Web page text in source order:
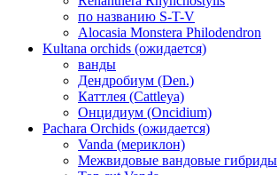
по названию S-T-V
Alocasia Monstera Philodendron
Kultana orchids (ожидается)
ванды
Дендробиум (Den.)
Каттлея (Cattleya)
Онцидиум (Oncidium)
Pachara Orchids (ожидается)
Vanda (мериклон)
Межвидовые вандовые гибриды